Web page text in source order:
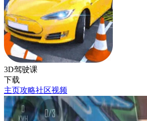
3D驾驶课
下载
主页攻略社区视频